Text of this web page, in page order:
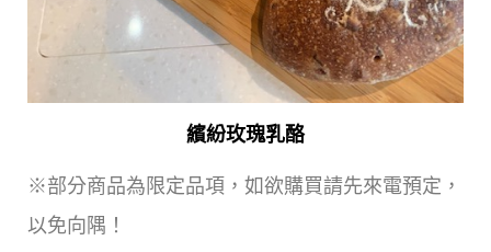
繽紛玫瑰乳酪
※部分商品為限定品項，如欲購買請先來電預定，
以免向隅！